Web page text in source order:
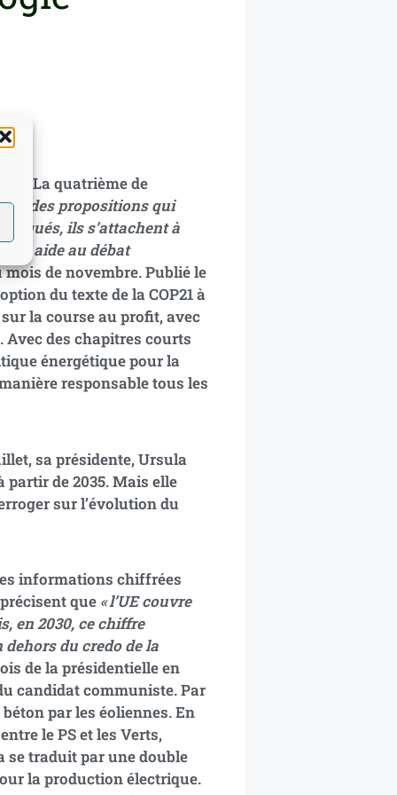
La quatrième de
des propositions qui
ils s’attachent à
aide au débat
mois de novembre. Publié le
du texte de la COP21 à
la course au profit, avec
Avec des chapitres courts
énergétique pour la
responsable tous les
sa présidente, Ursula
partir de 2035. Mais elle
sur l’évolution du
informations chiffrées
que « l’UE couvre
en 2030, ce chiffre
dehors du credo de la
de la présidentielle en
candidat communiste. Par
par les éoliennes. En
le PS et les Verts,
se traduit par une double
la production électrique.